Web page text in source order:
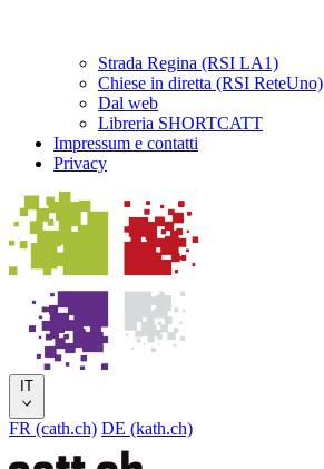
Strada Regina (RSI LA1)
Chiese in diretta (RSI ReteUno)
Dal web
Libreria SHORTCATT
Impressum e contatti
Privacy
IT
FR (cath.ch) DE (kath.ch)